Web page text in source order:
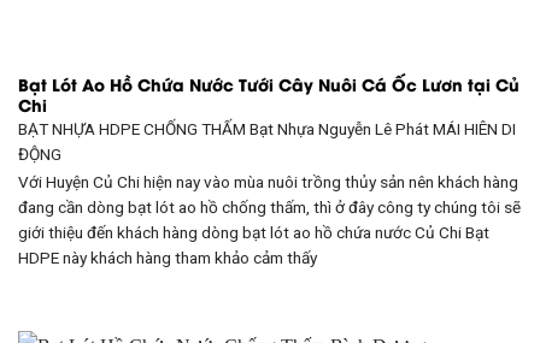
Bạt Lót Ao Hồ Chứa Nước Tưới Cây Nuôi Cá Ốc Lươn tại Củ
Chi
BẠT NHỰA HDPE CHỐNG THẤM Bạt Nhựa Nguyễn Lê PhátMÁI HIÊN DI
ĐỘNG
Với Huyện Củ Chi hiện nay vào mùa nuôi trồng thủy sản nên khách hàng
đang cần dòng bạt lót ao hồ chống thấm, thì ở đây công ty chúng tôi sẽ
giới thiệu đến khách hàng dòng bạt lót ao hồ chứa nước Củ Chi Bạt
HDPE này khách hàng tham khảo cảm thấy